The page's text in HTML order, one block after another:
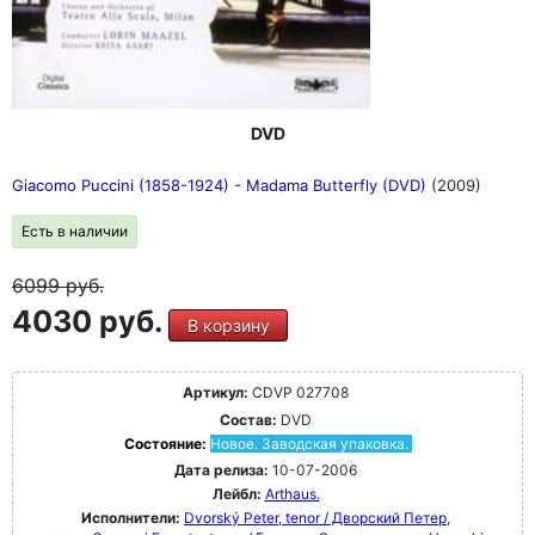
DVD
Giacomo Puccini (1858-1924) - Madama Butterfly (DVD) (2009)
Есть в наличии
6099руб.
4030 руб. В корзину
Артикул: CDVP 027708
Состав: DVD
Состояние: Новое. Заводская упаковка.
Дата релиза: 10-07-2006
Лейбл: Arthaus.
Исполнители: Dvorský Peter, tenor / Дворский Петер,